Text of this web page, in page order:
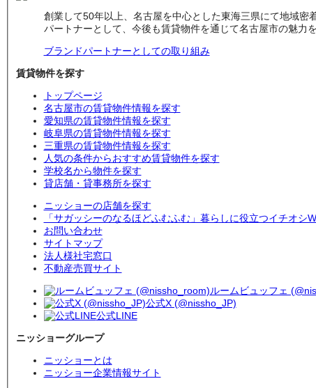
創業して50年以上、名古屋を中心とした東海三県にて地域
パートナーとして、今後も賃貸物件を通じて名古屋市の魅力
ブランドパートナーとしての取り組み
賃貸物件を探す
トップページ
名古屋市の賃貸物件情報を探す
愛知県の賃貸物件情報を探す
岐阜県の賃貸物件情報を探す
三重県の賃貸物件情報を探す
人気の条件からおすすめ賃貸物件を探す
学校名から物件を探す
貸店舗・貸事務所を探す
ニッショーの店舗を探す
「サガッシーのなるほどふむふむ」暮らしに役立つイチオシ
お問い合わせ
サイトマップ
法人様社宅窓口
不動産売買サイト
ルームビュッフェ
公式X (@nissho_JP)
公式LINE
ニッショーグループ
ニッショーとは
ニッショー企業情報サイト